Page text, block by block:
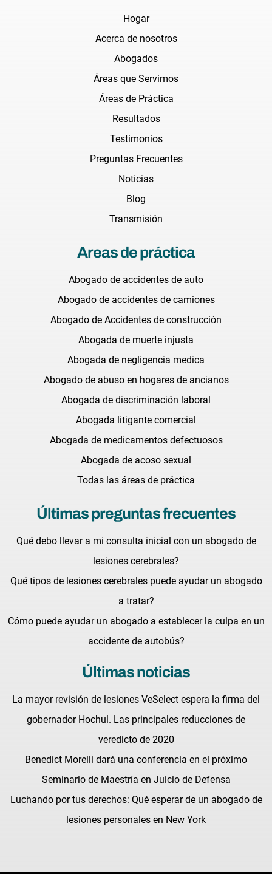
Hogar
Acerca de nosotros
Abogados
Áreas que Servimos
Áreas de Práctica
Resultados
Testimonios
Preguntas Frecuentes
Noticias
Blog
Transmisión
Areas de práctica
Abogado de accidentes de auto
Abogado de accidentes de camiones
Abogado de Accidentes de construcción
Abogada de muerte injusta
Abogada de negligencia medica
Abogado de abuso en hogares de ancianos
Abogada de discriminación laboral
Abogada litigante comercial
Abogada de medicamentos defectuosos
Abogada de acoso sexual
Todas las áreas de práctica
Últimas preguntas frecuentes
Qué debo llevar a mi consulta inicial con un abogado de
lesiones cerebrales?
Qué tipos de lesiones cerebrales puede ayudar un abogado
a tratar?
Cómo puede ayudar un abogado a establecer la culpa en un
accidente de autobús?
Últimas noticias
La mayor revisión de lesiones VeSelect espera la firma del
gobernador Hochul. Las principales reducciones de
veredicto de 2020
Benedict Morelli dará una conferencia en el próximo
Seminario de Maestría en Juicio de Defensa
Luchando por tus derechos: Qué esperar de un abogado de
lesiones personales en New York